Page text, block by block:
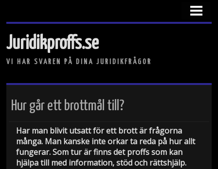
JURIST ELLER ADVOKAT?
Juridikproffs.se
VI HAR SVAREN PÅ DINA JURIDIKFRÅGOR
Hur går ett brottmål till?
Har man blivit utsatt för ett brott är frågorna
många. Man kanske inte orkar ta reda på hur allt
fungerar. Som tur är finns det proffs som kan
hjälpa till med information, stöd och rättshjälp.